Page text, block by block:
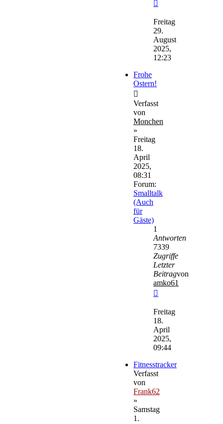
Beitrag
Freitag
29.
August
2025,
12:23
Frohe
Ostern!
Verfasst
von
Monchen
»
Freitag
18.
April
2025,
08:31
Forum:
Smalltalk
(Auch
für
Gäste)
1
Antworten
7339
Zugriffe
Letzter
Beitragvon
amko61
Beitrag
Freitag
18.
April
2025,
09:44
Fitnesstracker
Verfasst
von
Frank62
»
Samstag
1.